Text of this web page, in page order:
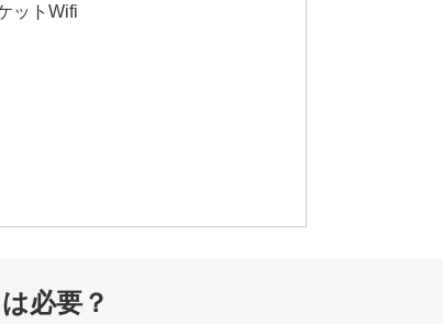
ットWifi
必要？